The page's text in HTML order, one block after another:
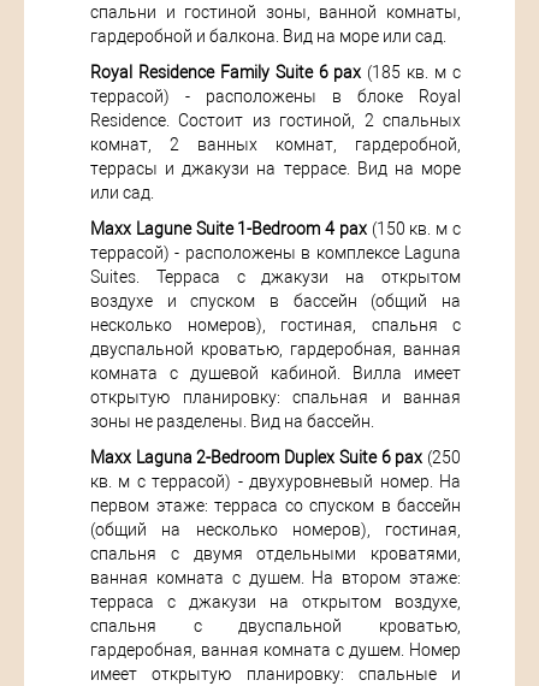
спальни и гостиной зоны, ванной комнаты,
гардеробной и балкона. Вид на море или сад.
Royal Residence Family Suite 6 pax (185 кв. м с
террасой) - расположены в блоке Royal
Residence. Состоит из гостиной, 2 спальных
комнат, 2 ванных комнат, гардеробной,
террасы и джакузи на террасе. Вид на море
или сад.
Maxx Lagune Suite 1-Bedroom 4 pax(150 кв. м с
террасой) - расположены в комплексе Laguna
Suites. Терраса с джакузи на открытом
воздухе и спуском в бассейн (общий на
несколько номеров), гостиная, спальня с
двуспальной кроватью, гардеробная, ванная
комната с душевой кабиной. Вилла имеет
открытую планировку: спальная и ванная
зоны не разделены. Вид на бассейн.
Maxx Laguna 2-Bedroom Duplex Suite 6 pax (250
кв. м с террасой) - двухуровневый номер. На
первом этаже: терраса со спуском в бассейн
(общий на несколько номеров), гостиная,
спальня с двумя отдельными кроватями,
ванная комната с душем. На втором этаже:
терраса с джакузи на открытом воздухе,
спальня с двуспальной кроватью,
гардеробная, ванная комната с душем. Номер
имеет открытую планировку: спальные и